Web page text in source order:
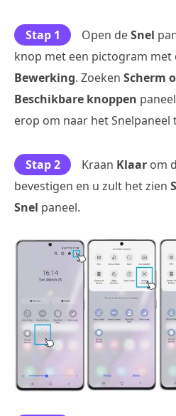
Stap 1 Open deSnel
knop met een pictogram
Bewerking. Zoeken Scherm
Beschikbare knoppen
erop om naar het Snelpaneel
Stap 2 Kraan Klaar om
bevestigen en u zult het zien
Snel paneel.